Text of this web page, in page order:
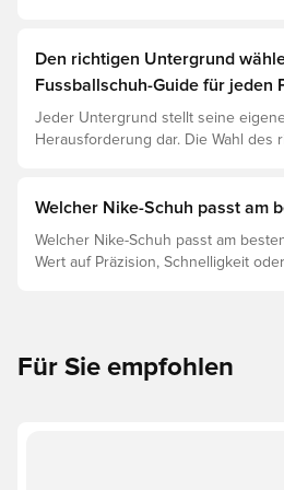
Den richtigen Untergrund
Fussballschuh-Guide für jeden
Jeder Untergrund stellt seine
Herausforderung dar. Die Wahl des
Langlebigkeit des Schuhs. Lies
verschiedenen Untergründe sind.
Welcher Nike-Schuh passt am
Welcher Nike-Schuh passt am
Wert auf Präzision, Schnelligkeit
Für Sie empfohlen